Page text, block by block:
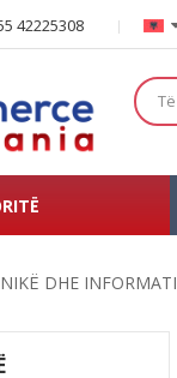
42225308
DHE